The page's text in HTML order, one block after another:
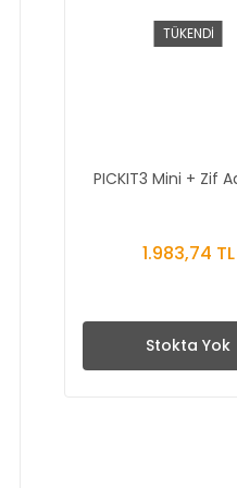
TÜKENDİ
PICKIT3 Mini + Zif
1.983,74 TL
Stokta Yok